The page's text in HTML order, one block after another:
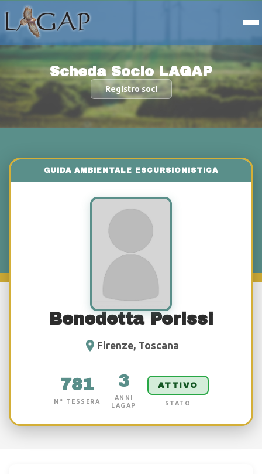
Scheda Socio LAGAP
Registro soci
Benedetta Perissi
Firenze, Toscana
781
N° TESSERA
3
ANNI
LAGAP
ATTIVO
STATO